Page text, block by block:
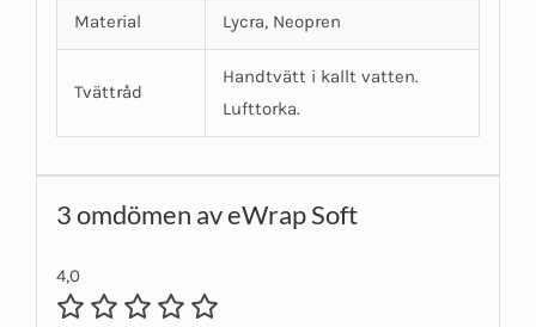
Material Lycra, Neopren
Tvättråd
Handtvätt i kallt vatten.
Lufttorka.
3 omdömen aveWrap Soft
4,0